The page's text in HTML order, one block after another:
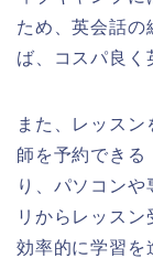
ため、英会話の
ば、コスパ良く
また、レッス
師を予約できる
り、パソコン
リからレッス
効率的に学習を